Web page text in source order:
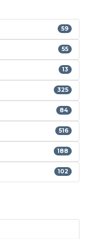
59
55
13
325
84
516
188
102